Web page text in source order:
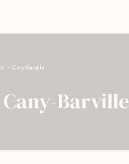
– Cany-Barville
Cany-Barville